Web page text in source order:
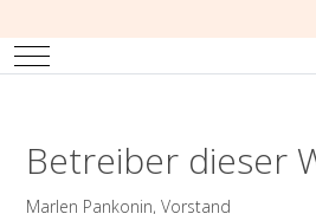
Mobile Menu Toggle
Betreiber dieser
Marlen Pankonin, Vorstand